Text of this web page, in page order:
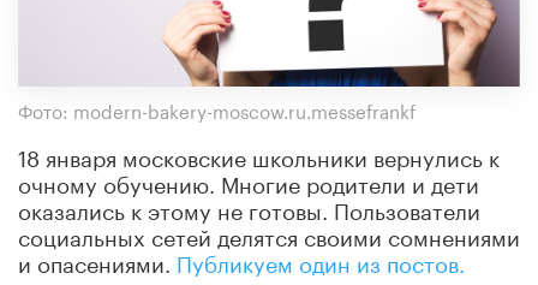
Фото: modern-bakery-moscow.ru.messefrankf
18 января московские школьники вернулись к
очному обучению. Многие родители и дети
оказались к этому не готовы. Пользователи
социальных сетей делятся своими сомнениями
и опасениями. Публикуем один из постов.